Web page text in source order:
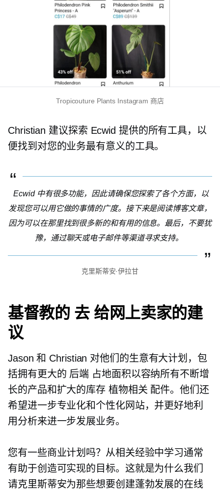
Tropicouture Plants Instagram 商店
Christian 建议探索 Ecwid 提供的所有工具，以
便找到对您的业务最有意义的工具。
Ecwid 中有很多功能，因此请确保您探索了各个方面，以
发现您可以用它做的事情的广度。接下来是阅读博客文章，
因为可以在那里找到很多新的和有用的信息。最后，不要犹
豫，通过聊天或电子邮件等渠道寻求支持。
克里斯蒂安·伊拉甘
基督教的 去给网上卖家的建
议
Jason 和 Christian 对他们的生意有大计划，包
括拥有更大的 后端 占地面积以容纳所有不断增
长的产品和扩大的库存 植物相关 配件。他们还
希望进一步专业化和个性化网站，并更好地利
用分析来进一步发展业务。
您有一些商业计划吗？从相关经验中学习通常
有助于创造可实现的目标。这就是为什么我们
请克里斯蒂安为那些想要创建蓬勃发展的在线